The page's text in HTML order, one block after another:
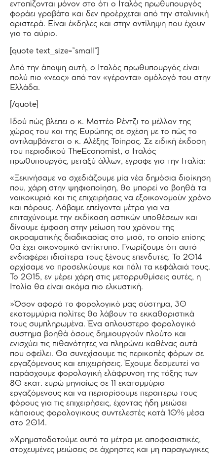
εντοπίζονται μόνον στο ότι ο Ιταλός πρωθυπουργός
φοράει γραβάτα και δεν προέρχεται από την σταλινική
αριστερά. Είναι έκδηλες και στην αντίληψη που έχουν
για το αύριο.
[quote text_size=”small”]
Από την άποψη αυτή, ο Ιταλός πρωθυπουργός είναι
πολύ πιο «νέος» από τον «γέροντα» ομόλογό του στην
Ελλάδα.
[/quote]
Ιδού πώς βλέπει ο κ. Ματτέο Ρέντζι το μέλλον της
χώρας του και της Ευρώπης σε σχέση με το πώς το
αντιλαμβάνεται ο κ. Αλέξης Τσίπρας. Σε ειδική έκδοση
του περιοδικού TheEconomist, ο Ιταλός
πρωθυπουργός, μεταξύ άλλων, έγραφε για την Ιταλία:
«Ξεκινήσαμε να σχεδιάζουμε μία νέα δημόσια διοίκηση
που, χάρη στην ψηφιοποίηση, θα μπορεί να βοηθά τα
νοικοκυριά και τις επιχειρήσεις να εξοικονομούν χρόνο
και πόρους. Λάβαμε επείγοντα μέτρα για να
επιταχύνουμε την εκδίκαση αστικών υποθέσεων και
δίνουμε έμφαση στην μείωση του χρόνου της
ακροαματικής διαδικασίας στο μισό, το οποίο επίσης
θα έχει οικονομικό αντίκτυπο. Γνωρίζουμε ότι αυτό
ενδιαφέρει ιδιαίτερα τους ξένους επενδυτές. Το 2014
αρχίσαμε να προσελκύουμε και πάλι τα κεφάλαιά τους.
Το 2015, εν μέρει χάρη στις μεταρρυθμίσεις αυτές, η
Ιταλία θα είναι ακόμα πιο ελκυστική.
»Όσον αφορά το φορολογικό μας σύστημα, 30
εκατομμύρια πολίτες θα λάβουν τα εκκαθαριστικά
τους συμπληρωμένα. Ένα απλούστερο φορολογικό
σύστημα βοηθά όσους δημιουργούν πλούτο και
ενισχύει τις πιθανότητες να πληρώνει καθένας αυτά
που οφείλει. Θα συνεχίσουμε τις περικοπές φόρων σε
εργαζόμενους και επιχειρήσεις. Έχουμε δεσμευτεί να
παράσχουμε φορολογική ελάφρυνση της τάξης των
80 εκατ. ευρώ μηνιαίως σε 11 εκατομμύρια
εργαζόμενους και να περιορίσουμε περαιτέρω τους
φόρους για τις επιχειρήσεις, έχοντας ήδη μειώσει
κάποιους φορολογικούς συντελεστές κατά 10% μέσα
στο 2014.
»Χρηματοδοτούμε αυτά τα μέτρα με αποφασιστικές,
στοχευμένες μειώσεις σε άχρηστες και μη παραγωγικές